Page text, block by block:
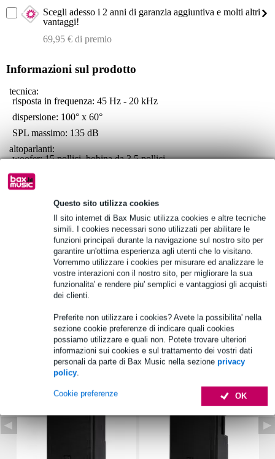
Questo sito utilizza cookies
Il sito internet di Bax Music utilizza cookies e altre tecniche
simili. I cookies necessari sono utilizzati per abilitare le
funzioni principali durante la navigazione sul nostro sito per
garantire un'ottima esperienza agli utenti che lo visitano.
Vorremmo utilizzare i cookies per misurare ed analizzare le
vostre interazioni con il nostro sito, per migliorare la sua
funzionalita' e rendere piu' semplici e vantaggiosi gli acquisti
dei clienti.
Preferite non utilizzare i cookies? Avete la possibilita' nella
sezione cookie preferenze di indicare quali cookies
possiamo utilizzare e quali non. Potete trovare ulteriori
informazioni sui cookies e sul trattamento dei vostri dati
personali da parte di Bax Music nella sezione privacy
policy.
OK
Cookie preferenze
Scegli adesso i 2 anni di garanzia aggiuntiva e molti altri
vantaggi!
69,95 € di premio
Informazioni sul prodotto
tecnica:
risposta in frequenza: 45 Hz - 20 kHz
dispersione: 100° x 60°
SPL massimo: 135 dB
altoparlanti:
woofer: 15 pollici, bobina da 3,5 pollici
driver a compressione: 1,4 pollici in titanio/neodimio, bobina da 4
pollici
connessioni:
ingressi: XLR, Jack (bilanciati/sbilanciati)
uscite: XLR
Specifiche complete
Vedi anche (4)
Vedi anche (6)